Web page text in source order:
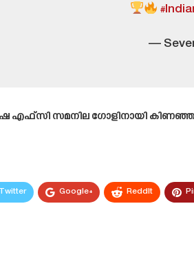
—
എഫ്‌സി സമനില ഗോളിനായി
Twitter Google+ ReddIt